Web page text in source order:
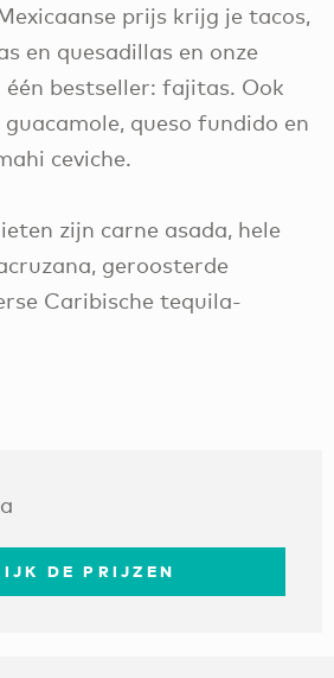
prijs krijg je tacos,
en quesadillas en onze
één bestseller: fajitas. Ook
guacamole, queso fundido en
ceviche.
zijn carne asada, hele
geroosterde
Caribische tequila-
DE PRIJZEN